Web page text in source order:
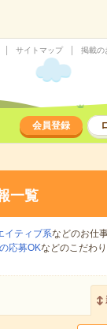
サイトマップ 掲載の
会員登録
一覧
イティブ系などのお仕
応募OKなどのこだわ